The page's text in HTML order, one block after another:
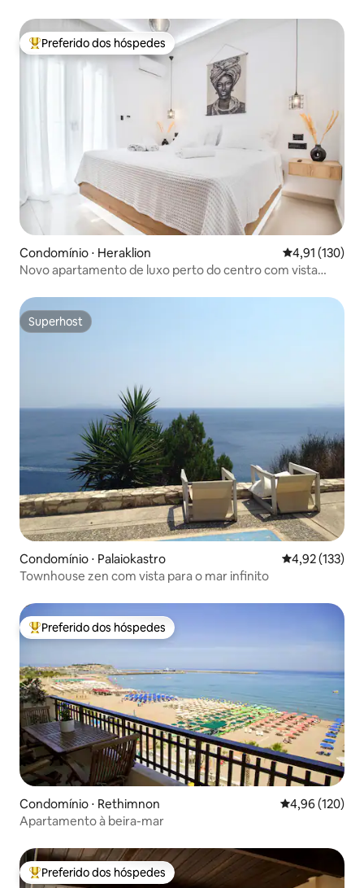
Entre os melhores preferidos dos hóspedes
Preferido dos hóspedes
Condomínio ⋅ Heraklion 4,91 de uma
4,91 (130)
Novo apartamento de luxo perto do centro com vista
Superhost
Superhost
Condomínio ⋅ Palaiokastro 4,92 de uma
4,92 (133)
Townhouse zen com vista para o mar infinito
Entre os melhores preferidos dos hóspedes
Preferido dos hóspedes
Condomínio ⋅ Rethimnon 4,96 de uma
4,96 (120)
Apartamento à beira-mar
Entre os melhores preferidos dos hóspedes
Preferido dos hóspedes